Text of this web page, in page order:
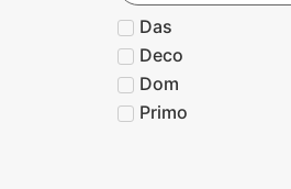
Das
Deco
Dom
Primo